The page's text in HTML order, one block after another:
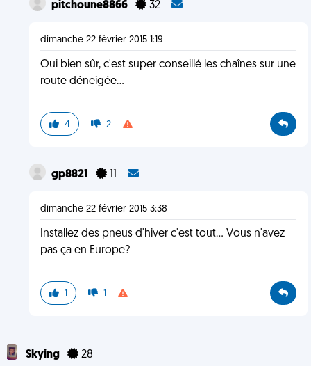
pitchoune8866 32
dimanche 22 février 2015 1:19
Oui bien sûr, c'est super conseillé les chaînes sur une
route déneigée...
4 2
gp8821 11
dimanche 22 février 2015 3:38
Installez des pneus d'hiver c'est tout... Vous n'avez
pas ça en Europe?
1 1
Skying 28